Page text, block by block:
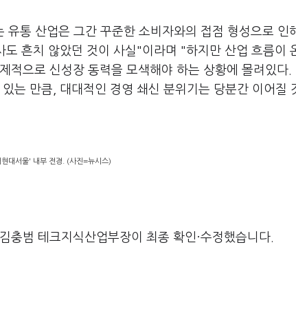
통 산업은 그간 꾸준한 소비자와의 접점 형성으로 인
흔치 않았던 것이 사실"이라며 "하지만 산업 흐름이
적으로 신성장 동력을 모색해야 하는 상황에 몰려있다.
는 만큼, 대대적인 경영 쇄신 분위기는 당분간 이어질
대서울' 내부 전경. (사진=뉴시스)
범 테크지식산업부장이 최종 확인·수정했습니다.